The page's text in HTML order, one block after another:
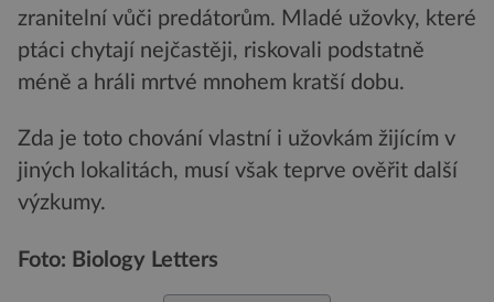
zranitelní vůči predátorům. Mladé užovky, které
ptáci chytají nejčastěji, riskovali podstatně
méně a hráli mrtvé mnohem kratší dobu.
Zda je toto chování vlastní i užovkám žijícím v
jiných lokalitách, musí však teprve ověřit další
výzkumy.
Foto: Biology Letters